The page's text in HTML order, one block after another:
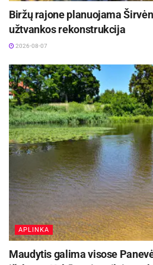
bendruomenių
įrengiant modernią, tvarią ir
poilsiavietę Pastovio ežero
sąlygas saugiam poilsiui ir
bendruomenės susibūrimo,
ir kultūrinių veiklų erdve.
Projekto veiklos:Šiuo
viešoji poilsio ir rekreacijos
ežero, pritaikyta įvairių
poreikiams bei skatinanti
kultūrinį aktyvumą ir tvarią
bus sutvarkyta poilsiavietės
esamas takas, įrengtas
aikštelė išklota trinkelėmis,
Biržų rajone planuojama
užtvankos rekonstrukcija
2026-08-07
APLINKA
Maudytis galima visose